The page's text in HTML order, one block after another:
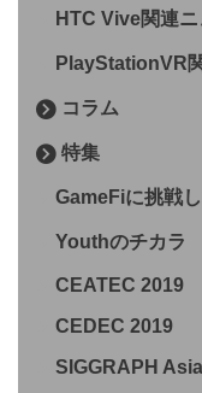
HTC Vive関連ニ
PlayStationVR
コラム
特集
GameFiに挑戦
Youthのチカラ
CEATEC 2019
CEDEC 2019
SIGGRAPH